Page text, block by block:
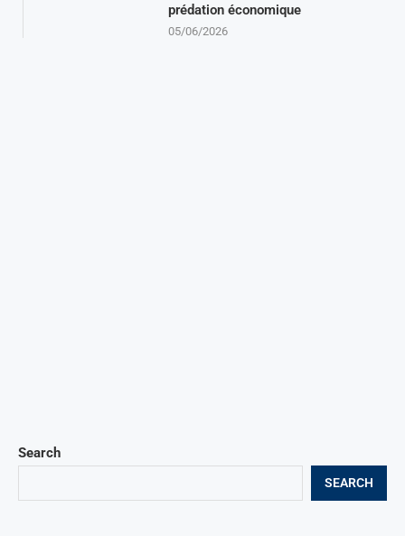
Search
SEARCH
prédation économique
05/06/2026